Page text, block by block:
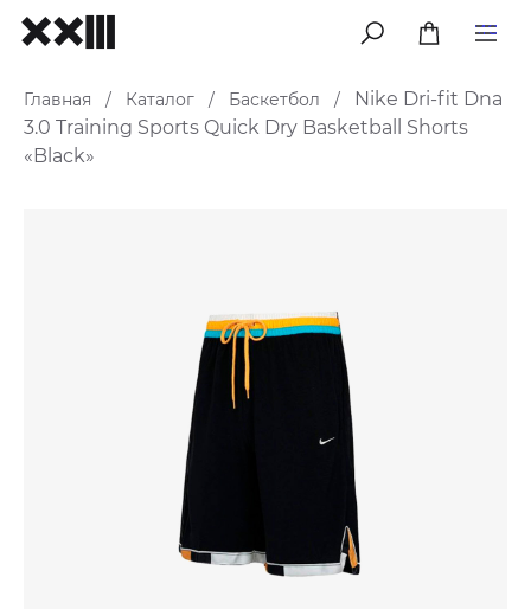
меню
Главная / Каталог / Баскетбол /
Nike Dri-fit Dna
3.0 Training Sports Quick Dry Basketball Shorts
«Black»